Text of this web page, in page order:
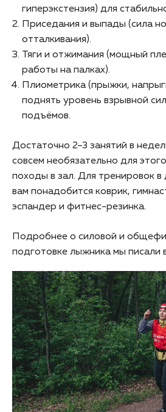
гиперэкстензия) для
Приседания и выпады (сила
отталкивания).
Тяги и отжимания (мощный
работы на палках).
Плиометрика (прыжки,
поднять уровень взрывной
подъёмов.
Достаточно 2–3 занятий в
совсем необязательно для
походы в зал. Для тренировок в
вам понадобится коврик,
эспандер и фитнес-резинка.
Подробнее о силовой и
подготовке лыжника мы писали